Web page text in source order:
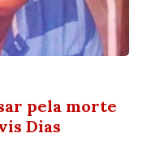
pela morte
Dias